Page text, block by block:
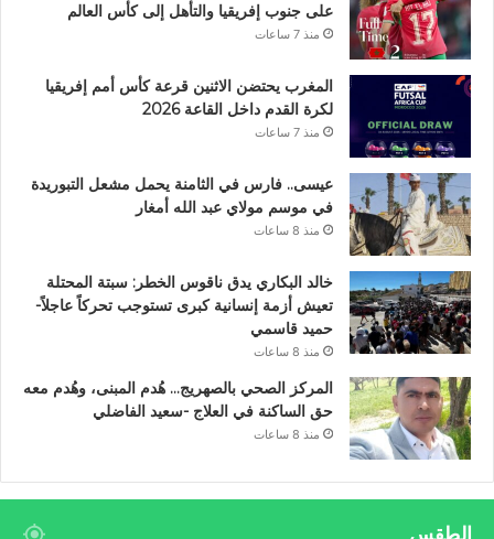
على جنوب إفريقيا والتأهل إلى كأس العالم
منذ 7 ساعات
المغرب يحتضن الاثنين قرعة كأس أمم إفريقيا
لكرة القدم داخل القاعة 2026
منذ 7 ساعات
عيسى.. فارس في الثامنة يحمل مشعل التبوريدة
في موسم مولاي عبد الله أمغار
منذ 8 ساعات
خالد البكاري يدق ناقوس الخطر: سبتة المحتلة
تعيش أزمة إنسانية كبرى تستوجب تحركاً عاجلاً-
حميد قاسمي
منذ 8 ساعات
المركز الصحي بالصهريج… هُدم المبنى، وهُدم معه
حق الساكنة في العلاج -سعيد الفاضلي
منذ 8 ساعات